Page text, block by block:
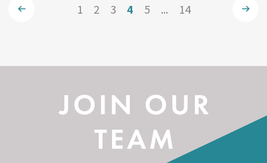
1 2 3 4 5 ... 14